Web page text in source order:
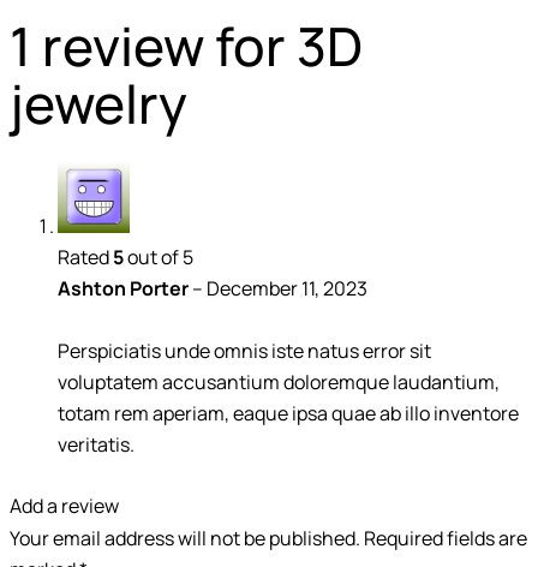
1 review for 3D
jewelry
Rated5out of 5
Ashton Porter– December 11, 2023
Perspiciatis unde omnis iste natus error sit
voluptatem accusantium doloremque laudantium,
totam rem aperiam, eaque ipsa quae ab illo inventore
veritatis.
Add a review
Your email address will not be published. Required fields are